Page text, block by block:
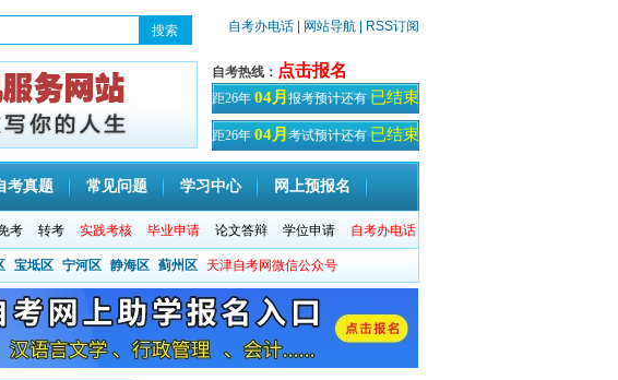
自考办电话 | 网站导航 | RSS订阅
自考热线： 点击报名
距26年 04月 报考预计还有 已结束
天！
距26年 04月 考试预计还有 已结束
天
考真题 常见问题 学习中心 网上预报名
考 转考 实践考核 毕业申请 论文答辩 学位申请 自考办电话
宝坻区 宁河区 静海区 蓟州区 天津自考网微信公众号